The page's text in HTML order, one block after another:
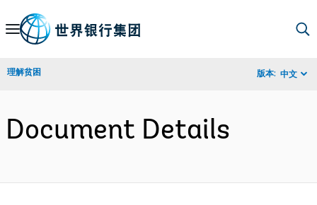
Skip
Navigation
理解贫困 版本: 中文
Document Details